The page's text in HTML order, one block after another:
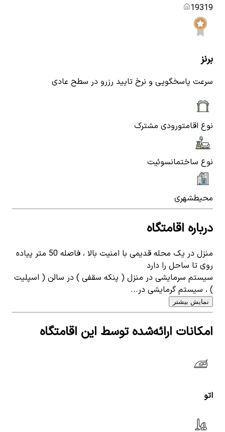
19319
برنز
سرعت پاسخگویی و نرخ تایید رزرو در سطح عادی
نوع اقامتورودی مشترک
نوع ساختمانسوئیت
محیطشهری
درباره اقامتگاه
منزل در یک محله قدیمی با امنیت بالا ، فاصله 50 متر پیاده
روی تا ساحل را دارد
سیستم سرمایشی در منزل ( پنکه سقفی ) در سالن ( اسپلیت
) ، سیستم گرمایشی در...
نمایش بیشتر
امکانات ارائه‌شده توسط این اقامتگاه
اتو